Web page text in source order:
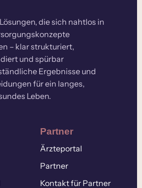
die sich nahtlos in
– klar strukturiert,
und spürbar
Ergebnisse und
für ein langes,
Leben.
Partner
Ärzteportal
Partner
Kontakt für Partner